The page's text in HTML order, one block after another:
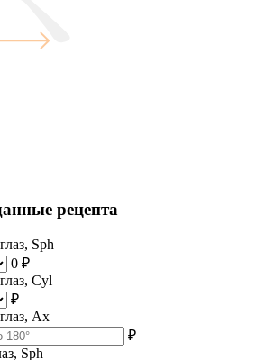
рецепта
Sph
0 ₽
Cyl
₽
Ax
₽
Sph